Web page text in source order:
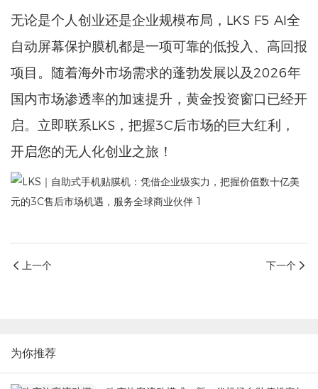
无论是个人创业还是企业规模布局，LKS F5 AI全
自动屏幕保护膜机都是一项可靠的低投入、高回报
项目。随着海外市场需求的蓬勃发展以及2026年
国内市场渗透率的加速提升，黄金投资窗口已经开
启。立即联系LKS，把握3C后市场的巨大红利，
开启您的无人化创业之旅！
上一个 下一个
为你推荐